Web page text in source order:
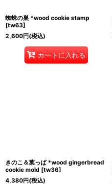
蜘蛛の巣 *wood cookie stamp
[tw63]
2,600円(税込)
カートに入れる
きのこ＆葉っぱ *wood gingerbread
cookie mold [tw36]
4,380円(税込)